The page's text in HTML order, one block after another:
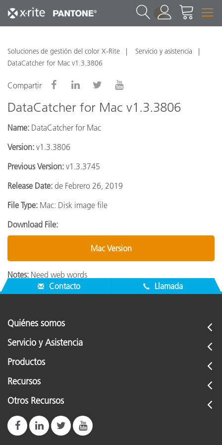
1
Soluciones de gestión del color X-Rite
Servicio y asistencia
DataCatcher for Mac v1.3.3806
Compartir
DataCatcher for Mac v1.3.3806
Name: DataCatcher for Mac
Version: v1.3.3806
Previous Version: v1.3.3745
Release Date: de Febrero 26, 2019
File Type: Mac: Disk image file
Download File:
Mac Version
Notes: Need web words
Contacto
Llamada
Quiénes somos
Servicio y Asistencia
Productos
Recursos
Otros Recursos